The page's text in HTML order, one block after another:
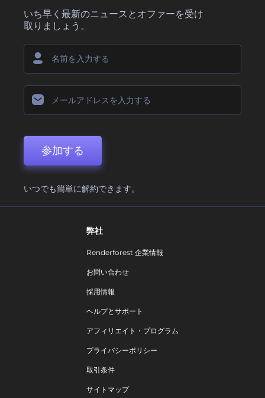
いち早く最新のニュースとオファーを受け
取りましょう。
参加する
いつでも簡単に解約できます。
弊社
Renderforest 企業情報
お問い合わせ
採用情報
ヘルプとサポート
アフィリエイト・プログラム
プライバシーポリシー
取引条件
サイトマップ